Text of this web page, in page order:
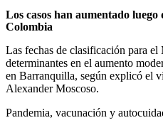
Los casos han aumentado luego
Colombia
Las fechas de clasificación para
determinantes en el aumento
en Barranquilla, según explicó el
Alexander Moscoso.
Pandemia, vacunación y